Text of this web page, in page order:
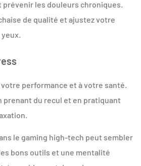
les douleurs chroniques.
de qualité et ajustez votre
performance et à votre santé.
prenant du recul et en pratiquant
le gaming high-tech peut sembler
bons outils et une mentalité